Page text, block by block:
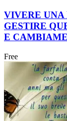
VIVERE UNA
GESTIRE
E
Free